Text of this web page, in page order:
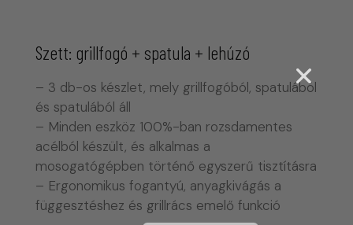
Szett: grillfogó + spatula + lehúzó
– 3 db-os készlet, mely grillfogóból, spatulából
és spatulából áll
– Minden eszköz 100%-ban rozsdamentes
acélból készült, és alkalmas a
mosogatógépben történő egyszerű tisztításra
– Ergonomikus fogantyú, anyagkivágás a
függesztéshez és grillrács emelő funkció